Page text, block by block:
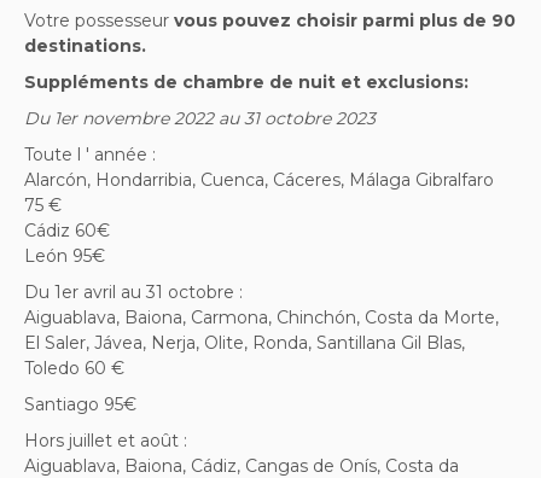
Votre possesseur vous pouvez choisir parmi plus de 90
destinations.
Suppléments de chambre de nuit et exclusions:
Du 1er novembre 2022 au 31 octobre 2023
Toute l ' année :
Alarcón, Hondarribia, Cuenca, Cáceres, Málaga Gibralfaro
75 €
Cádiz 60€
León 95€
Du 1er avril au 31 octobre :
Aiguablava, Baiona, Carmona, Chinchón, Costa da Morte,
El Saler, Jávea, Nerja, Olite, Ronda, Santillana Gil Blas,
Toledo 60 €
Santiago 95€
Hors juillet et août :
Aiguablava, Baiona, Cádiz, Cangas de Onís, Costa da